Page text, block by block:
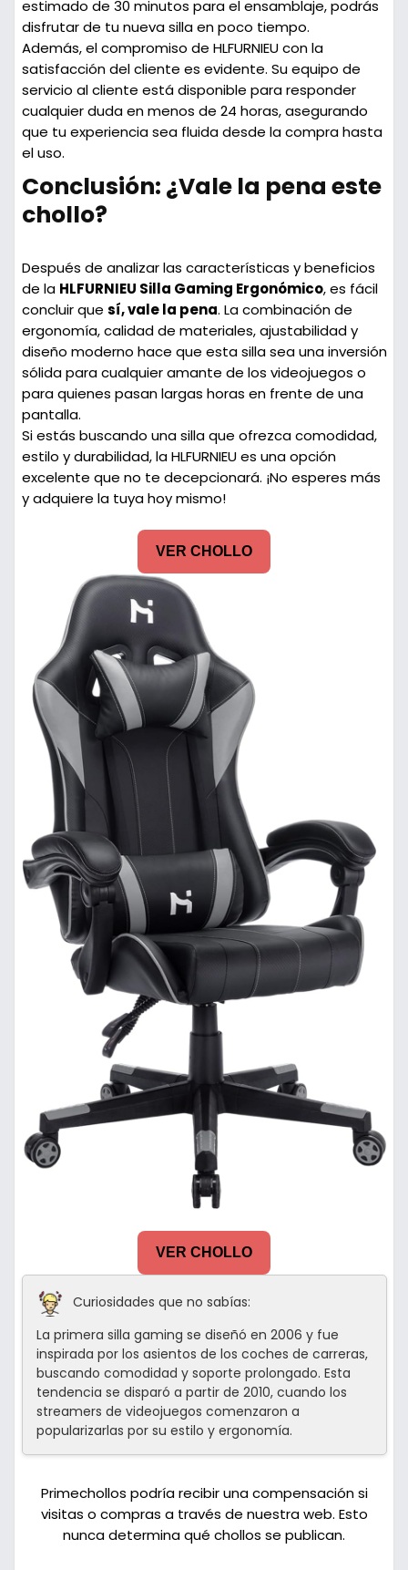
estimado de 30 minutos para el ensamblaje, podrás
disfrutar de tu nueva silla en poco tiempo.
Además, el compromiso de HLFURNIEU con la
satisfacción del cliente es evidente. Su equipo de
servicio al cliente está disponible para responder
cualquier duda en menos de 24 horas, asegurando
que tu experiencia sea fluida desde la compra hasta
el uso.
Conclusión: ¿Vale la pena este
chollo?
Después de analizar las características y beneficios
de la HLFURNIEU Silla Gaming Ergonómico, es fácil
concluir que sí, vale la pena. La combinación de
ergonomía, calidad de materiales, ajustabilidad y
diseño moderno hace que esta silla sea una inversión
sólida para cualquier amante de los videojuegos o
para quienes pasan largas horas en frente de una
pantalla.
Si estás buscando una silla que ofrezca comodidad,
estilo y durabilidad, la HLFURNIEU es una opción
excelente que no te decepcionará. ¡No esperes más
y adquiere la tuya hoy mismo!
VER CHOLLO
VER CHOLLO
Curiosidades que no sabías:
La primera silla gaming se diseñó en 2006 y fue
inspirada por los asientos de los coches de carreras,
buscando comodidad y soporte prolongado. Esta
tendencia se disparó a partir de 2010, cuando los
streamers de videojuegos comenzaron a
popularizarlas por su estilo y ergonomía.
Primechollos podría recibir una compensación si
visitas o compras a través de nuestra web. Esto
nunca determina qué chollos se publican.